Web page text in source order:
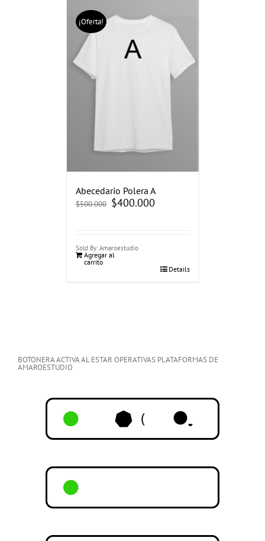
¡Oferta!
Abecedario Polera A
$500.000 El
precio
$400.000El
precio
Sold By: Amaroestudio
Agregar al
carrito
Details
BOTONERA ACTIVA AL ESTAR OPERATIVAS PLATAFORMAS DE
AMAROESTUDIO